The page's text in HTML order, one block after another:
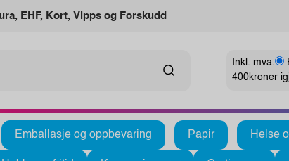
EHF, Kort, Vipps og Forskudd
Inkl. mva.
400kroner
Emballasje og oppbevaring Papir Helse